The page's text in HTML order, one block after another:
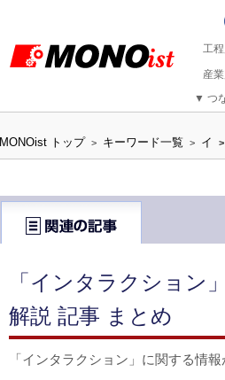
▼ つ
MONOist トップ > キーワード一覧 > イ >
「インタラクション
解説 記事 まとめ
「インタラクション」に関する情